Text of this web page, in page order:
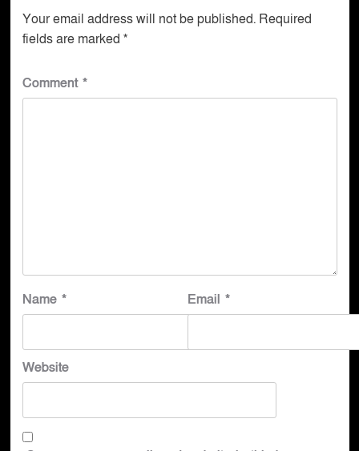
Your email address will not be published. Required
fields are marked *
Comment *
Name * Email *
Website